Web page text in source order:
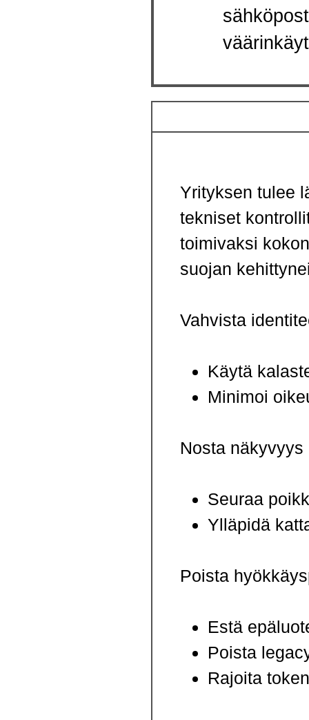
Yrityksen tulee
tekniset
toimivaksi
suojan
Vahvista
Käytä
Minimoi
Nosta näkyvyys
Seuraa
Ylläpidä
Poista
Estä
Poista
Rajoita